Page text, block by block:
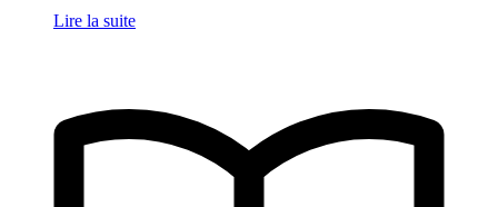
Lire la suite